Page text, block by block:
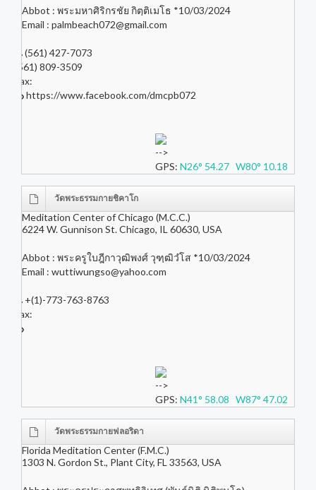
Abbot : พระมหาศิริกรชัย กิตฺติเมโธ *10/03/2024
Email : palmbeach072@gmail.com
(561) 427-7073
(561) 809-3509
Fax:
https://www.facebook.com/dmcpb072
-->
GPS: N26° 54.27 W80° 10.18
วัดพระธรรมกายชิคาโก
Meditation Center of Chicago (M.C.C.)
6224 W. Gunnison St. Chicago, IL 60630, USA
Abbot : พระครูใบฎีกาวุฒิพงศ์ วุฑฺฒิวํโส *10/03/2024
Email : wuttiwungso@yahoo.com
+(1)-773-763-8763
Fax:
-->
GPS: N41° 58.08 W87° 47.02
วัดพระธรรมกายฟลอริดา
Florida Meditation Center (F.M.C.)
1303 N. Gordon St., Plant City, FL 33563, USA